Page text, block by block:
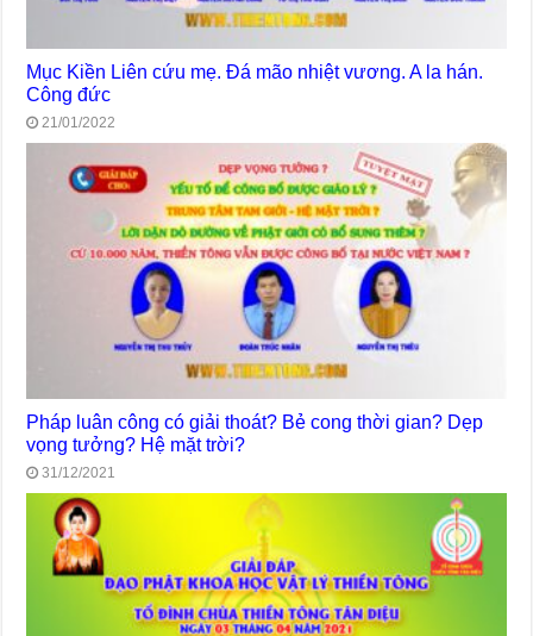
Mục Kiền Liên cứu mẹ. Đá mão nhiệt vương. A la hán.
Công đức
21/01/2022
Pháp luân công có giải thoát? Bẻ cong thời gian? Dẹp
vọng tưởng? Hệ mặt trời?
31/12/2021